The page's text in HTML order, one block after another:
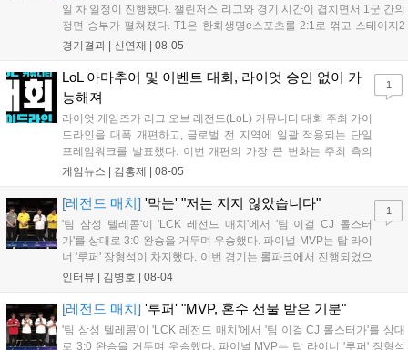
일 차 일정이 진행됐다. 챌린저스 리그와 경기 시간이 겹치면서 1군 간의
정면 승부가 펼쳐졌다. T1은 한화생명e스포츠를 2:1로 꺾고 스테이지2
로 진출했고, 젠지 e스포츠는 DN 수퍼스를 완파하며 3라운드로 향했다.
경기결과 | 신연재 | 08-05
LoL 아마추어 및 이벤트 대회, 라이엇 승인 없이 가
능해져
라이엇 게임즈가 리그 오브 레전드(LoL) 커뮤니티 대회 주최 가이
드라인을 대폭 개편하고, 글로벌 전 지역에 일괄 적용되는 단일
프레임워크를 발표했다. 이번 개편의 가장 큰 변화는 주최 측의
자율성 보장이다. 그동안 대회를 개최할 때 필요했던 라이엇 게임
현황 양식만 제출하면 PC방 LAN 대회...
게임뉴스 | 김홍제 | 08-05
1
[레전드 매치] '막눈' "저는 지지 않았습니다"
'팀 삼성 텔레콤'이 'LCK 레전드 매치'에서 '팀 이걸 CJ 롤스터
가'를 상대로 3:0 완승을 거두며 우승했다. 파이널 MVP는 탑 라이
너 '루퍼' 장형석이 차지했다. 이번 경기는 롤파크에서 진행되었으
며, 전설적인 선수들이 모여 수준 높은 경기력을 선보였다. 선수
이러한 레전드 매치가 다시 열리기를 희망하며 경기를 성공적으
로 마무리했다....
인터뷰 | 김병호 | 08-04
1
[레전드 매치] '루퍼' "MVP, 혼수 선물 받은 기분"
'팀 삼성 텔레콤'이 'LCK 레전드 매치'에서 '팀 이걸 CJ 롤스터가'를 상대
로 3:0 완승을 거두며 우승했다. 파이널 MVP는 탑 라이너 '루퍼' 장형석